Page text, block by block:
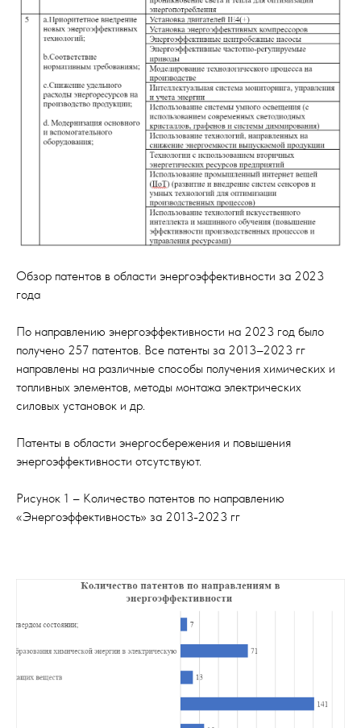
Обзор патентов в области энергоэффективности за 2023
года
По направлению энергоэффективности на 2023 год было
получено 257 патентов. Все патенты за 2013–2023 гг
направлены на различные способы получения химических и
топливных элементов, методы монтажа электрических
силовых установок и др.
Патенты в области энергосбережения и повышения
энергоэффективности отсутствуют.
Рисунок 1 – Количество патентов по направлению
«Энергоэффективность» за 2013-2023 гг